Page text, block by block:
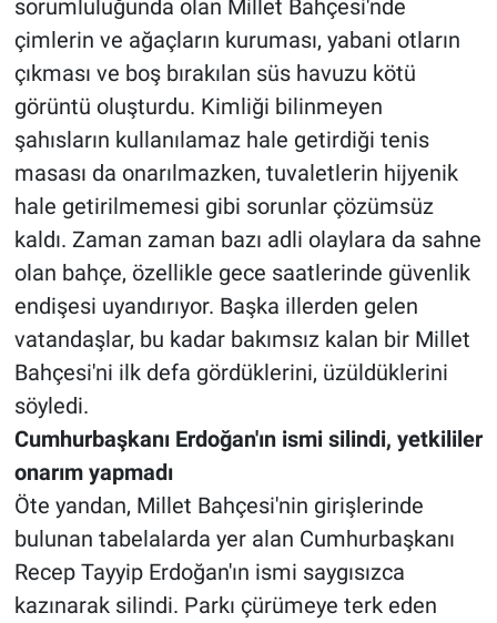
sorumluluğunda olan Millet Bahçesi'nde
çimlerin ve ağaçların kuruması, yabani otların
çıkması ve boş bırakılan süs havuzu kötü
görüntü oluşturdu. Kimliği bilinmeyen
şahısların kullanılamaz hale getirdiği tenis
masası da onarılmazken, tuvaletlerin hijyenik
hale getirilmemesi gibi sorunlar çözümsüz
kaldı. Zaman zaman bazı adli olaylara da sahne
olan bahçe, özellikle gece saatlerinde güvenlik
endişesi uyandırıyor. Başka illerden gelen
vatandaşlar, bu kadar bakımsız kalan bir Millet
Bahçesi'ni ilk defa gördüklerini, üzüldüklerini
söyledi.
Cumhurbaşkanı Erdoğan'ın ismi silindi, yetkililer
onarım yapmadı
Öte yandan, Millet Bahçesi'nin girişlerinde
bulunan tabelalarda yer alan Cumhurbaşkanı
Recep Tayyip Erdoğan'ın ismi saygısızca
kazınarak silindi. Parkı çürümeye terk eden